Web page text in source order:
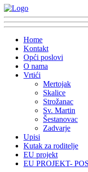
Home
Kontakt
Opći poslovi
O nama
Vrtići
Mertojak
Skalice
Strožanac
Sv. Martin
Šestanovac
Zadvarje
Upisi
Kutak za roditelje
EU projekt
EU PROJEKT-